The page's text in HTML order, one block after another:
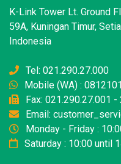
K-Link Tower Lt. Ground
59A, Kuningan Timur,
Indonesia
Tel: 021.290.27.000
Mobile (WA) :
Fax: 021.290.27.001
Email:
Monday - Friday :
Saturday : 10:00 until